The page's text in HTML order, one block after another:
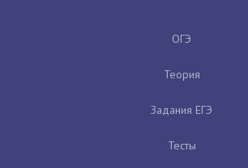
ОГЭ
Теория
Задания ЕГЭ
Тесты